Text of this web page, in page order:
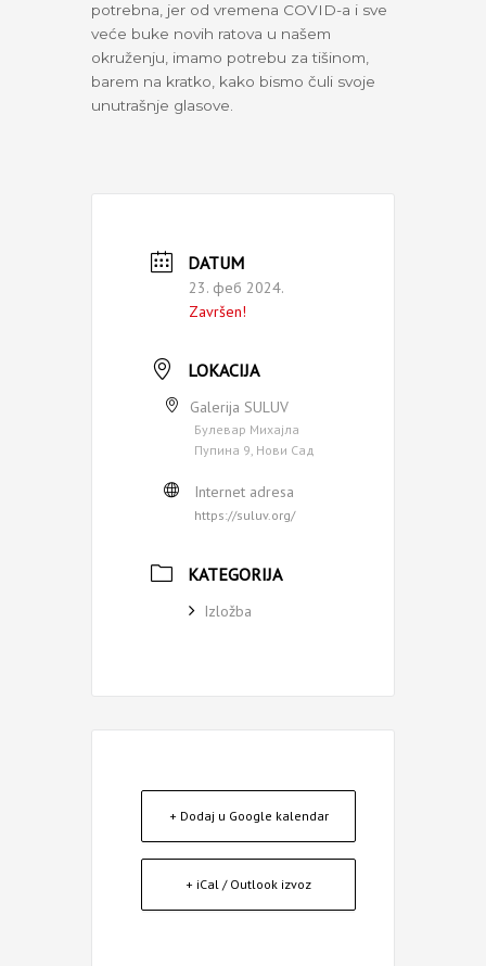
potrebna, jer od vremena COVID-a i sve
veće buke novih ratova u našem
okruženju, imamo potrebu za tišinom,
barem na kratko, kako bismo čuli svoje
unutrašnje glasove.
DATUM
23. феб 2024.
Završen!
LOKACIJA
Galerija SULUV
Булевар Михајла
Пупина 9, Нови Сад
Internet adresa
https://suluv.org/
KATEGORIJA
Izložba
+ Dodaj u Google kalendar
+ iCal / Outlook izvoz